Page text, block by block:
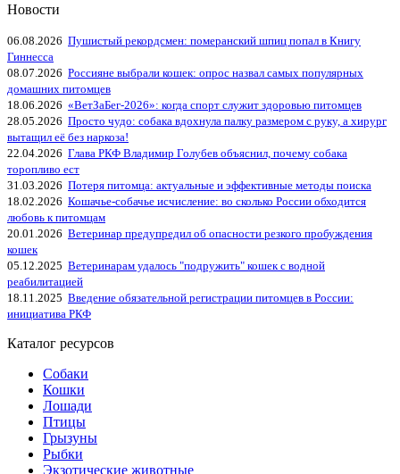
Новости
06.08.2026 Пушистый рекордсмен: померанский шпиц попал в Книгу
Гиннесса
08.07.2026 Россияне выбрали кошек: опрос назвал самых популярных
домашних питомцев
18.06.2026 «ВетЗаБег‑2026»: когда спорт служит здоровью питомцев
28.05.2026 Просто чудо: собака вдохнула палку размером с руку, а хирург
вытащил её без наркоза!
22.04.2026 Глава РКФ Владимир Голубев объяснил, почему собака
торопливо ест
31.03.2026 Потеря питомца: актуальные и эффективные методы поиска
18.02.2026 Кошачье-собачье исчисление: во сколько России обходится
любовь к питомцам
20.01.2026 Ветеринар предупредил об опасности резкого пробуждения
кошек
05.12.2025 Ветеринарам удалось "подружить" кошек с водной
реабилитацией
18.11.2025 Введение обязательной регистрации питомцев в России:
инициатива РКФ
Каталог ресурсов
Собаки
Кошки
Лошади
Птицы
Грызуны
Рыбки
Экзотические животные